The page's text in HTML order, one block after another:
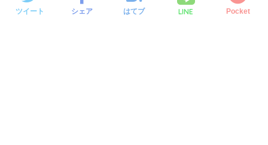
ツイート シェア はてブ LINE Pocket